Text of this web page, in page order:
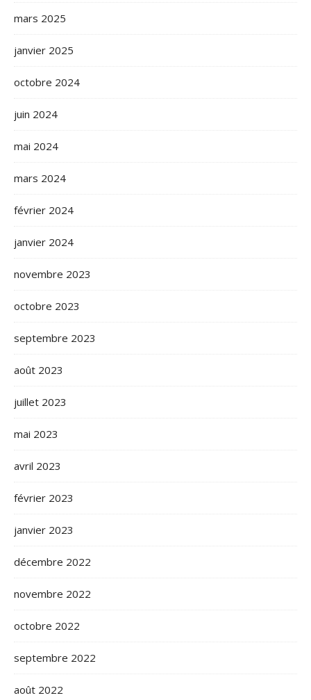
mars 2025
janvier 2025
octobre 2024
juin 2024
mai 2024
mars 2024
février 2024
janvier 2024
novembre 2023
octobre 2023
septembre 2023
août 2023
juillet 2023
mai 2023
avril 2023
février 2023
janvier 2023
décembre 2022
novembre 2022
octobre 2022
septembre 2022
août 2022